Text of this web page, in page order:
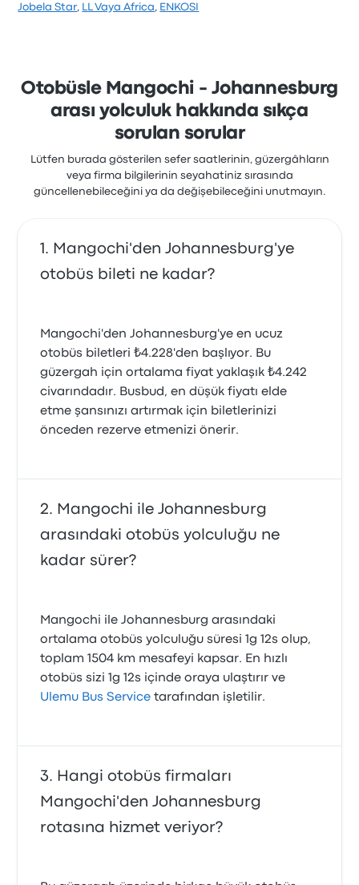
Jobela Star, LL Vaya Africa, ENKOSI
Otobüsle Mangochi - Johannesburg
arası yolculuk hakkında sıkça
sorulan sorular
Lütfen burada gösterilen sefer saatlerinin, güzergâhların
veya firma bilgilerinin seyahatiniz sırasında
güncellenebileceğini ya da değişebileceğini unutmayın.
Mangochi'den Johannesburg'ye
otobüs bileti ne kadar?
Mangochi'den Johannesburg'ye en ucuz
otobüs biletleri ₺4.228'den başlıyor. Bu
güzergah için ortalama fiyat yaklaşık ₺4.242
civarındadır. Busbud, en düşük fiyatı elde
etme şansınızı artırmak için biletlerinizi
önceden rezerve etmenizi önerir.
Mangochi ile Johannesburg
arasındaki otobüs yolculuğu ne
kadar sürer?
Mangochi ile Johannesburg arasındaki
ortalama otobüs yolculuğu süresi 1g 12s olup,
toplam 1504 km mesafeyi kapsar. En hızlı
otobüs sizi 1g 12s içinde oraya ulaştırır ve
Ulemu Bus Service tarafından işletilir.
Hangi otobüs firmaları
Mangochi'den Johannesburg
rotasına hizmet veriyor?